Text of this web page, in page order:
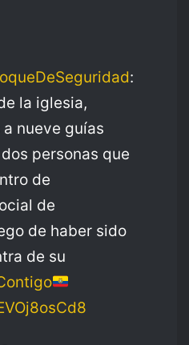
:
la iglesia,
nueve guías
personas que
de
de
de haber sido
de su